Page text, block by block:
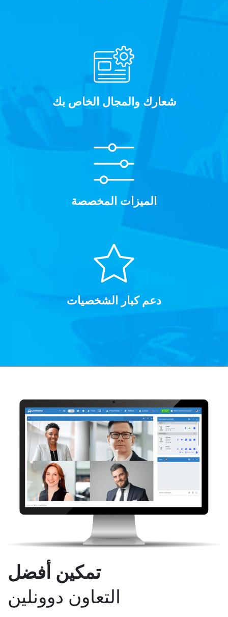
شعارك والمجال الخاص بك
الميزات المخصصة
دعم كبار الشخصيات
تمكين أفضل
التعاون دوونلين